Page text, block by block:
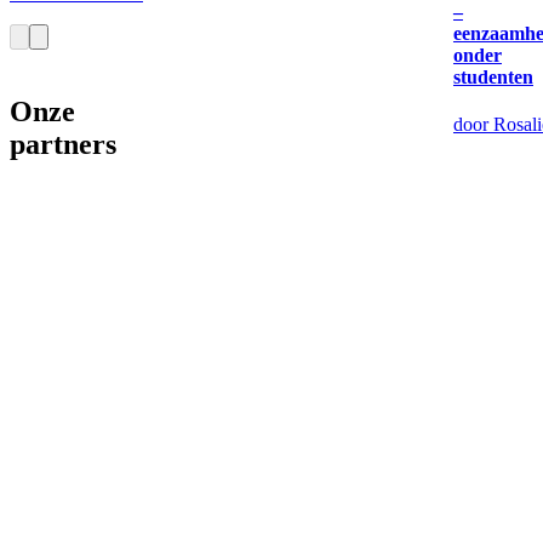
–
onder
studenten
door
Onze
partners